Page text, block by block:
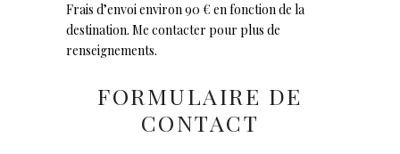
Frais d’envoi environ 90 € en fonction de la
destination. Me contacter pour plus de
renseignements.
FORMULAIRE DE
CONTACT